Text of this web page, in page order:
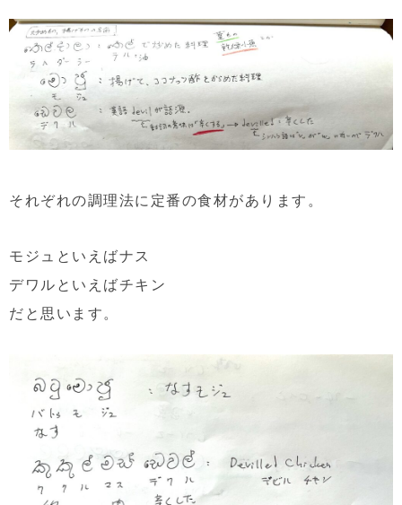
それぞれの調理法に定番の食材があります。
モジュといえばナス
デワルといえばチキン
だと思います。